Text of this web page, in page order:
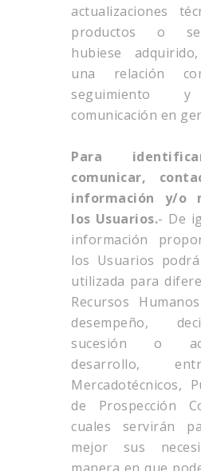
actualizaciones
productos o
hubiese
una relación
seguimiento y
comunicación en
Para
comunicar,
información y/o
los Usuarios.- De
información
los Usuarios
utilizada para
Recursos
desempeño,
sucesión o
desarrollo,
Mercadotécnicos,
de Prospección
cuales servirán
mejor sus